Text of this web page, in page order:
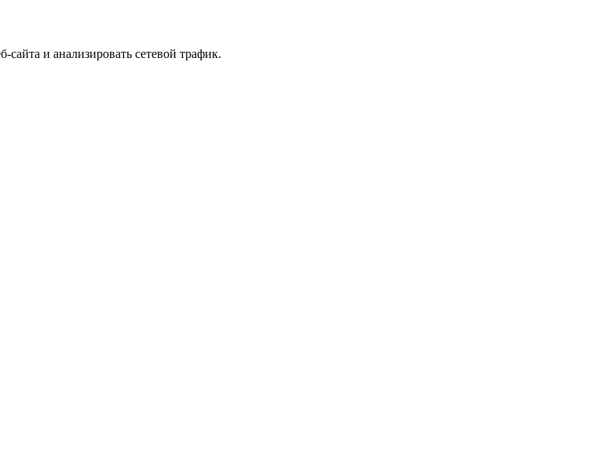
и анализировать сетевой трафик.